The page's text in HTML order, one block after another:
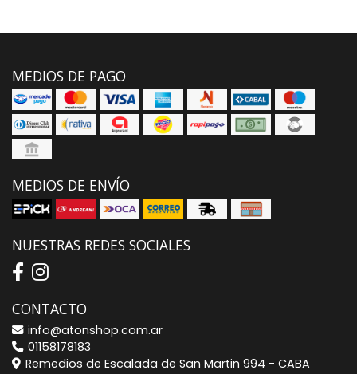
MEDIOS DE PAGO
MEDIOS DE ENVÍO
NUESTRAS REDES SOCIALES
CONTACTO
info@atonshop.com.ar
01158178183
Remedios de Escalada de San Martin 994 - CABA